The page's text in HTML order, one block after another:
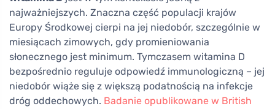
najważniejszych. Znaczna część populacji krajów
Europy Środkowej cierpi na jej niedobór, szczególnie w
miesiącach zimowych, gdy promieniowania
słonecznego jest minimum. Tymczasem witamina D
bezpośrednio reguluje odpowiedź immunologiczną – jej
niedobór wiąże się z większą podatnością na infekcje
dróg oddechowych. Badanie opublikowane w British